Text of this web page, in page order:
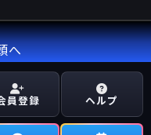
へ
員登録 ヘルプ